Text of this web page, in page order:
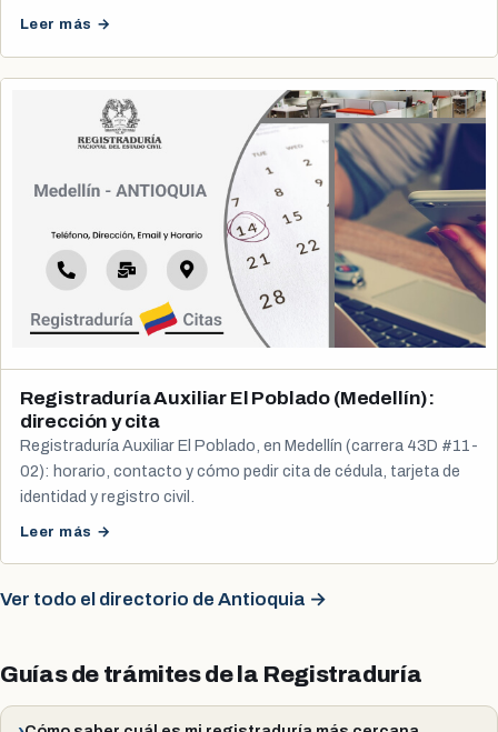
Leer más →
Registraduría Auxiliar El Poblado (Medellín):
dirección y cita
Registraduría Auxiliar El Poblado, en Medellín (carrera 43D #11-
02): horario, contacto y cómo pedir cita de cédula, tarjeta de
identidad y registro civil.
Leer más →
Ver todo el directorio de Antioquia →
Guías de trámites de la Registraduría